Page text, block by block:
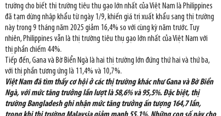
trường cho biết thị trường tiêu thụ gạo lớn nhất của Việt Nam là Philippines
đã tạm dừng nhập khẩu từ ngày 1/9, khiến giá trị xuất khẩu sang thị trường
này trong 9 tháng năm 2025 giảm 16,4% so với cùng kỳ năm trước. Tuy
nhiên, Philippines vẫn là thị trường tiêu thụ gạo lớn nhất của Việt Nam với
thị phần chiếm 44%.
Tiếp đến, Gana và Bờ Biển Ngà là hai thị trường lớn đứng thứ hai và thứ ba,
với thị phần tương ứng là 11,4% và 10,7%.
Việt Nam đã tìm thấy cơ hội ở các thị trường khác như Gana và Bờ Biển
Ngà, với mức tăng trưởng lần lượt là 58,6% và 95,5%. Đặc biệt, thị
trường Bangladesh ghi nhận mức tăng trưởng ấn tượng 164,7 lần,